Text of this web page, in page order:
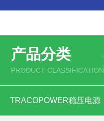
产品分类
PRODUCT CLASSIFICATION
TRACOPOWER稳压电源